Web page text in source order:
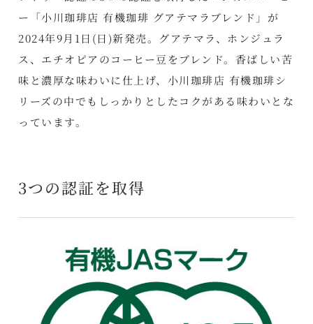
ー「小川珈琲店 有機珈琲 グアテマラブレンド」が
2024年9月1日(日)新発売。グアテマラ、ホンジュラ
ス、エチオピアのコーヒー豆をブレンド。香ばしい苦
味と濃厚な味わいに仕上げ、小川珈琲店 有機珈琲シ
リーズの中でもしっかりとしたコクがある味わいとな
っています。
3つの認証を取得